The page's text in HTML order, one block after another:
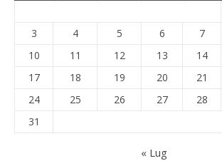
3
4 5 6 7
10
11 12 13 14
17
18 19 20 21
24
25 26 27 28
31
« Lug